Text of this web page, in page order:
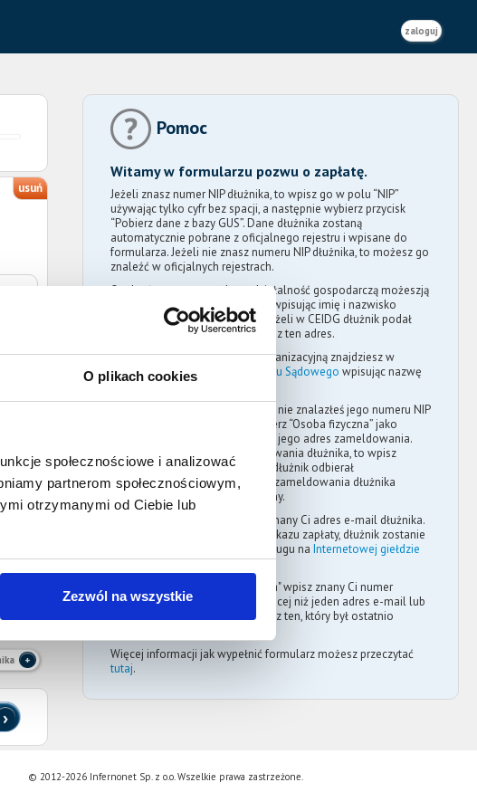
O plikach cookies
społecznościowe i analizować
partnerom społecznościowym,
otrzymanymi od Ciebie lub
Zezwól na wszystkie
zaloguj
usuń
Pomoc
Witamy w formularzu pozwu o zapłatę.
Jeżeli znasz numer NIP dłużnika, to wpisz go w polu “NIP”
używając tylko cyfr bez spacji, a następnie wybierz przycisk
“Pobierz dane z bazy GUS”. Dane dłużnika zostaną
automatycznie pobrane z oficjalnego rejestru i wpisane do
formularza. Jeżeli nie znasz numeru NIP dłużnika, to możesz go
znaleźć w oficjalnych rejestrach.
Osobę fizyczną prowadzącą działalność gospodarczą możeszją
wyszukiwarce CEIDG
wpisując imię i nazwisko
dłużnika lub nazwę jego firmy. Jeżeli w CEIDG dłużnik podał
adres do korespondencji, to wpisz ten adres.
Osobę prawną lub jednostkę organizacyjną znajdziesz w
wyszukiwarce Krajowego Rejestru Sądowego wpisując nazwę
dłużnika.
Jeżeli dłużnik to osoba fizyczna i nie znalazłeś jego numeru NIP
w oficjalnych rejestrach, to wybierz “Osoba fizyczna” jako
rodzaj dłużnika. Następnie wpisz jego adres zameldowania.
Jeżeli nie znasz adresu zameldowania dłużnika, to wpisz
ostatni znany adres pod którym dłużnik odbierał
korespondencję. Aktualny adres zameldowania dłużnika
możesz uzyskać w urzędzie gminy.
W polu "E-mail dłużnika" wpisz znany Ci adres e-mail dłużnika.
Po uzyskaniu prawomocnego nakazu zapłaty, dłużnik zostanie
powiadomiony o wystawieniu długu na Internetowej giełdzie
wierzytelności.
W polu "Numer telefonu dłużnika" wpisz znany Ci numer
telefonu dłużnika. Jeśli znasz więcej niż jeden adres e-mail lub
numer telefonu dłużnika, to wpisz ten, który był ostatnio
Więcej informacji jak wypełnić formularz możesz przeczytać
tutaj.
© 2012-2026 Infernonet Sp. z o.o. Wszelkie prawa zastrzeżone.